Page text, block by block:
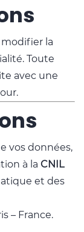
la
Toute
avec une
vos données,
à la CNIL
et des
– France.